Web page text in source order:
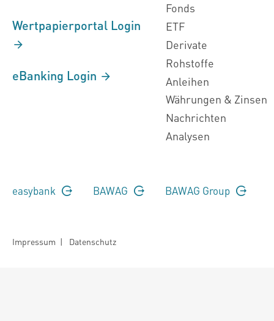
Wertpapierportal Login
eBanking Login
Fonds
ETF
Derivate
Rohstoffe
Anleihen
Währungen & Zinsen
Nachrichten
Analysen
easybank BAWAG BAWAG Group
Impressum | Datenschutz